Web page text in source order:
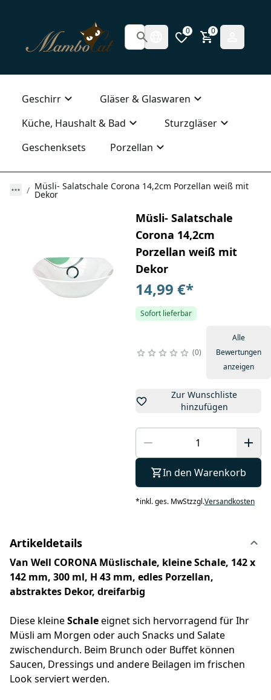
0 0
Geschirr
Gläser & Glaswaren
Küche, Haushalt & Bad
Sturzgläser
Geschenksets
Porzellan
Müsli- Salatschale Corona 14,2cm Porzellan weiß mit
Dekor
Müsli- Salatschale
Corona 14,2cm
Porzellan weiß mit
Dekor
14,99 €*
Sofort lieferbar
0
Alle
Bewertungen
anzeigen
Zur Wunschliste
hinzufügen
In den Warenkorb
*inkl. ges. MwStzzgl.Versandkosten
Artikeldetails
Van Well CORONA Müslischale, kleine Schale, 142 x
142 mm, 300 ml, H 43 mm, edles Porzellan,
abstraktes Dekor, dreifarbig
Diese kleineSchaleeignet sich hervorragend für Ihr
Müsli am Morgen oder auch Snacks und Salate
zwischendurch. Beim Brunch oder Buffet können
Saucen, Dressings und andere Beilagen im frischen
Look serviert werden.